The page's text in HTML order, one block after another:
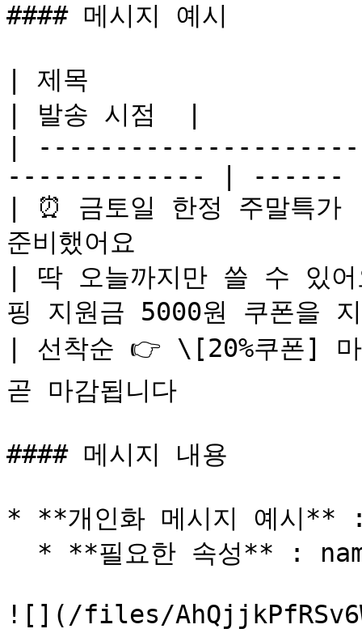
#### 메시지 예시
| 제목
| 발송 시점  |
|
------------- | ------
| ⏰ 금토일 한정 주말특
준비했어요
| 딱 오늘까지만 쓸 수
핑 지원금 5000원 쿠폰을
| 선착순 👉 \[20%쿠폰]
곧 마감됩니다
#### 메시지 내용
* **개인화 메시지 예시**
![](/files/